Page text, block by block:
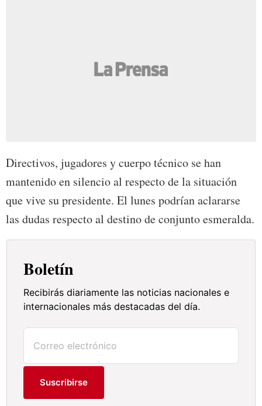
Directivos, jugadores y cuerpo técnico se han
mantenido en silencio al respecto de la situación
que vive su presidente. El lunes podrían aclararse
las dudas respecto al destino de conjunto esmeralda.
Boletín
Recibirás diariamente las noticias nacionales e
internacionales más destacadas del día.
Suscribirse